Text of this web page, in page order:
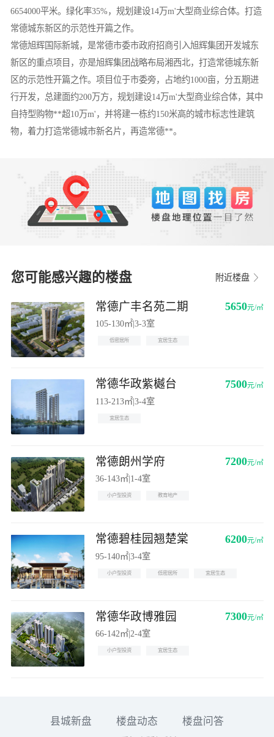
6654000平米。绿化率35%，规划建设14万m'大型商业综合体。打造
常德城东新区的示范性开篇之作。
常德旭辉国际新城，是常德市委市政府招商引入旭辉集团开发城东
新区的重点项目，亦是旭辉集团战略布局湘西北，打造常德城东新
区的示范性开篇之作。项目位于市委旁，占地约1000亩，分五期进
行开发，总建面约200万方，规划建设14万m'大型商业综合体，其中
自持型购物**超10万m'，并将建一栋约150米高的城市标志性建筑
物，着力打造常德城市新名片，再造常德**。
您可能感兴趣的楼盘 附近楼盘
常德广丰名苑二期 5650元/㎡
105-130㎡|3-3室
低密居所 宜居生态
常德华政紫樾台 7500元/㎡
113-213㎡|3-4室
宜居生态
常德朗州学府 7200元/㎡
36-143㎡|1-4室
小户型投资 教育地产
常德碧桂园翘楚棠 6200元/㎡
95-140㎡|3-4室
小户型投资 低密居所 宜居生态
常德华政博雅园 7300元/㎡
66-142㎡|2-4室
小户型投资 宜居生态
县城新盘 楼盘动态 楼盘问答